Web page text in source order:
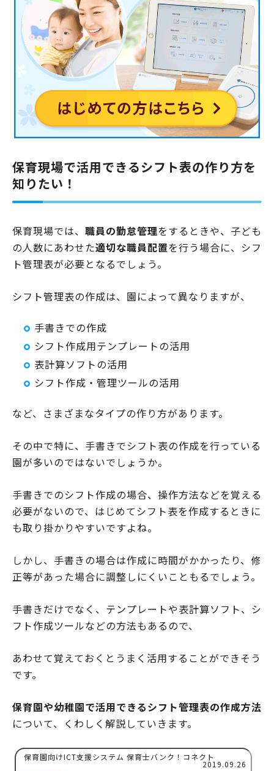
保育現場で活用できるシフト表の作り方を
知りたい！
保育現場では、 職員の勤怠管理をするときや、子ども
の人数にあわせた適切な職員配置を行う場合に、シフ
ト管理表が必要となるでしょう。
シフト管理表の作成は、園によって異なりますが、
手書きでの作成
シフト作成用テンプレートの活用
表計算ソフトの活用
シフト作成・管理ツールの活用
など、さまざまなタイプの作り方があります。
その中で特に、手書きでシフト表の作成を行っている
園が多いのではないでしょうか。
手書きでのシフト作成の場合、操作方法などを覚える
必要がないので、はじめてシフト表を作成するときに
も取り掛かりやすいですよね。
しかし、手書きの場合は作成に時間がかかったり、修
正等があった場合に調整しにくいこともるでしょう。
手書きだけでなく、テンプレートや表計算ソフト、シ
フト作成ツールなどの方法もあるので、
あわせて覚えておくとうまく活用することができそう
です。
保育園や幼稚園で活用できるシフト管理表の作成方法
について、くわしく解説していきます。
保育園向けICT支援システム 保育士バンク！コネクト
2019.09.26